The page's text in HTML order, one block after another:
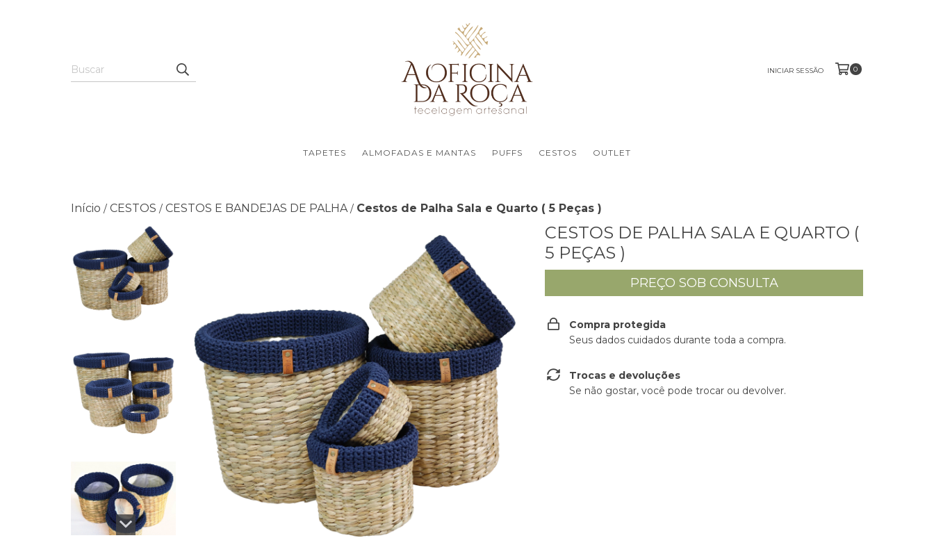
INICIAR SESSÃO 0
TAPETES ALMOFADAS E MANTAS PUFFS CESTOS OUTLET
Início / CESTOS / CESTOS E BANDEJAS DE PALHA / Cestos de Palha Sala e Quarto ( 5 Peças )
CESTOS DE PALHA SALA E QUARTO (
5 PEÇAS )
Compra protegida
Seus dados cuidados durante toda a compra.
Trocas e devoluções
Se não gostar, você pode trocar ou devolver.